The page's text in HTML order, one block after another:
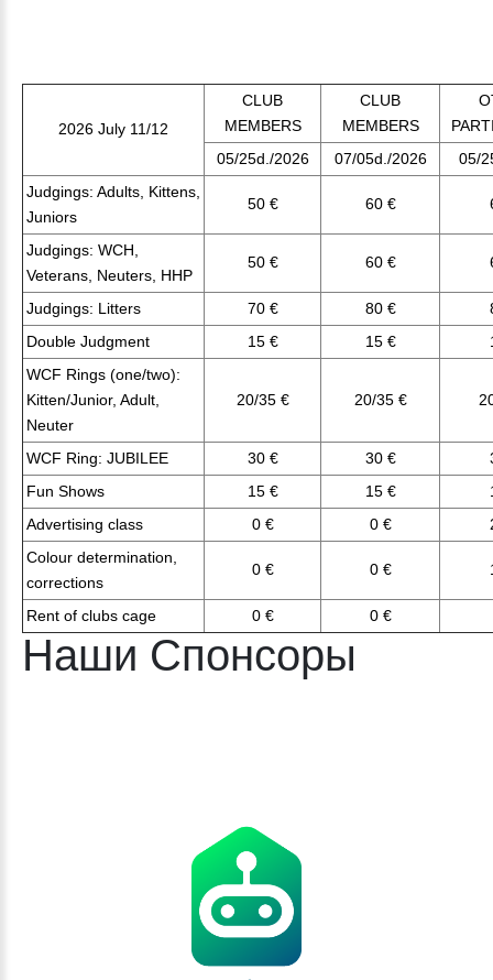
2026 July 11/12
CLUB
MEMBERS
CLUB
MEMBERS
05/25d./2026
07/05d./2026
05/
Judgings: Adults, Kittens,
Juniors
50 € 60 €
Judgings: WCH,
Veterans, Neuters, HHP
50 € 60 €
Judgings: Litters 70 € 80 €
Double Judgment
15 € 15 €
WCF Rings (one/two):
Kitten/Junior, Adult,
Neuter
20/35 € 20/35 €
WCF Ring: JUBILEE 30 € 30 €
Fun Shows
15 € 15 €
Advertising class
0 € 0 €
Colour determination,
corrections
0 € 0 €
Rent of clubs cage 0 € 0 €
Наши Спонсоры